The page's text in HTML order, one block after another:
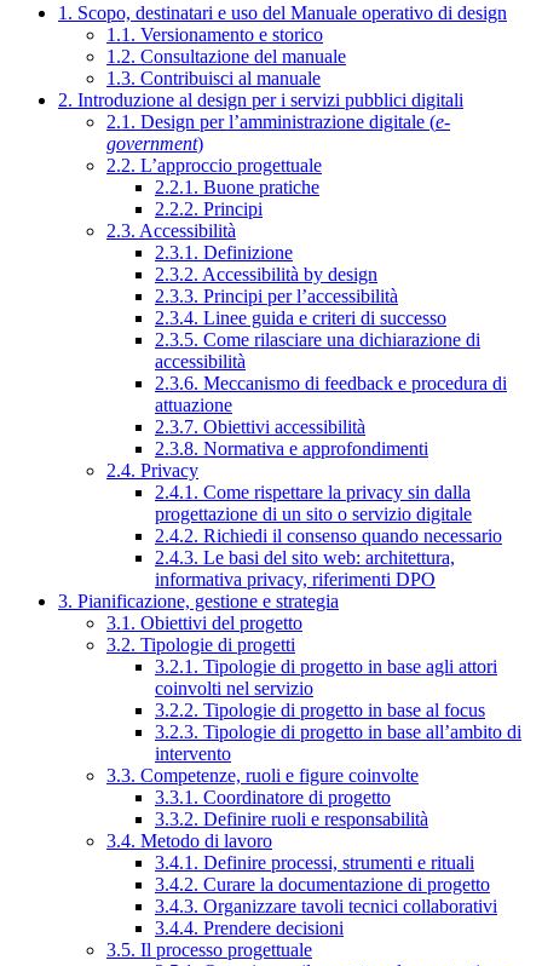
1. Scopo, destinatari e uso del Manuale operativo di design
1.1. Versionamento e storico
1.2. Consultazione del manuale
1.3. Contribuisci al manuale
2. Introduzione al design per i servizi pubblici digitali
2.1. Design per l’amministrazione digitale (e-
government)
2.2. L’approccio progettuale
2.2.1. Buone pratiche
2.2.2. Principi
2.3. Accessibilità
2.3.1. Definizione
2.3.2. Accessibilità by design
2.3.3. Principi per l’accessibilità
2.3.4. Linee guida e criteri di successo
2.3.5. Come rilasciare una dichiarazione di
accessibilità
2.3.6. Meccanismo di feedback e procedura di
attuazione
2.3.7. Obiettivi accessibilità
2.3.8. Normativa e approfondimenti
2.4. Privacy
2.4.1. Come rispettare la privacy sin dalla
progettazione di un sito o servizio digitale
2.4.2. Richiedi il consenso quando necessario
2.4.3. Le basi del sito web: architettura,
informativa privacy, riferimenti DPO
3. Pianificazione, gestione e strategia
3.1. Obiettivi del progetto
3.2. Tipologie di progetti
3.2.1. Tipologie di progetto in base agli attori
coinvolti nel servizio
3.2.2. Tipologie di progetto in base al focus
3.2.3. Tipologie di progetto in base all’ambito di
intervento
3.3. Competenze, ruoli e figure coinvolte
3.3.1. Coordinatore di progetto
3.3.2. Definire ruoli e responsabilità
3.4. Metodo di lavoro
3.4.1. Definire processi, strumenti e rituali
3.4.2. Curare la documentazione di progetto
3.4.3. Organizzare tavoli tecnici collaborativi
3.4.4. Prendere decisioni
3.5. Il processo progettuale